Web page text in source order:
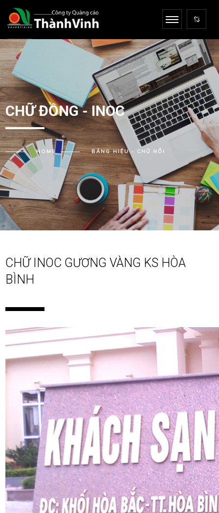
CHỮ ĐỒNG - INOC
HOME BẢNG HIỆU - CHỮ NỔI
CHỮ INOC GƯƠNG VÀNG KS HÒA
BÌNH